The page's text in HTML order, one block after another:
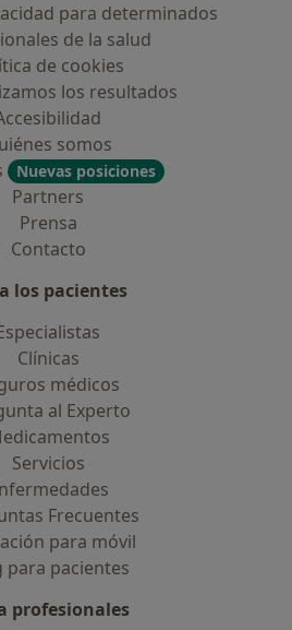
para determinados
de la salud
de cookies
los resultados
somos
Nuevas posiciones
Partners
Prensa
Contacto
los pacientes
Clínicas
médicos
al Experto
Servicios
Frecuentes
para móvil
para pacientes
profesionales